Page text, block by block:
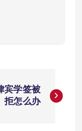
宾学签被
拒怎么办